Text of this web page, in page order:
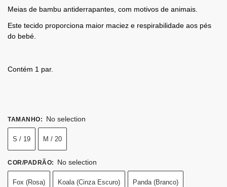
Meias de bambu antiderrapantes, com motivos de animais.
Este tecido proporciona maior maciez e respirabilidade aos pés
do bebé.
Contém 1 par.
TAMANHO: No selection
S / 19 M / 20
COR/PADRÃO: No selection
Fox (Rosa) Koala (Cinza Escuro) Panda (Branco)